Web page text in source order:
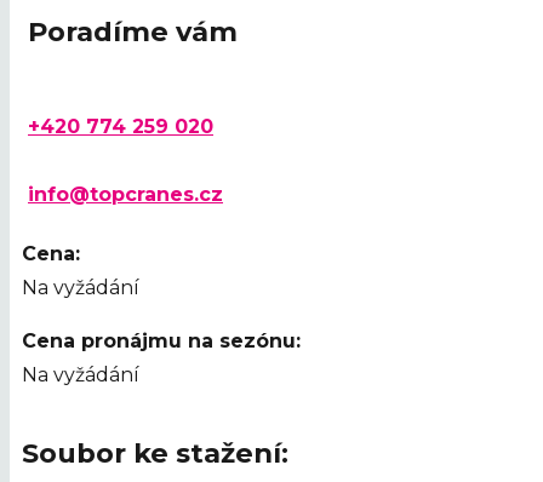
Poradíme vám
+420 774 259 020
info@topcranes.cz
Cena:
Na vyžádání
Cena pronájmu na sezónu:
Na vyžádání
Soubor ke stažení: